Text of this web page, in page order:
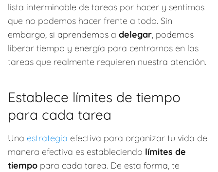
lista interminable de tareas por hacer y sentimos
que no podemos hacer frente a todo. Sin
embargo, si aprendemos a delegar, podemos
liberar tiempo y energía para centrarnos en las
tareas que realmente requieren nuestra atención.
Establece límites de tiempo
para cada tarea
Una estrategia efectiva para organizar tu vida de
manera efectiva es estableciendo límites de
tiempo para cada tarea. De esta forma, te